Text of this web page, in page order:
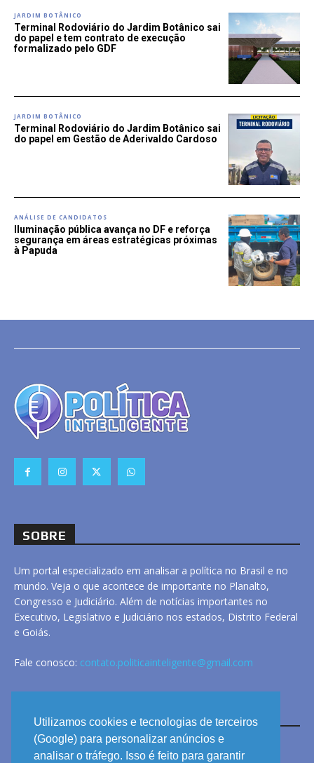
Utilizamos cookies e tecnologias de terceiros
(Google) para personalizar anúncios e
analisar o tráfego. Isso é feito para garantir
JARDIM BOTÂNICO
Terminal Rodoviário do Jardim Botânico sai
do papel e tem contrato de execução
formalizado pelo GDF
JARDIM BOTÂNICO
Terminal Rodoviário do Jardim Botânico sai
do papel em Gestão de Aderivaldo Cardoso
ANÁLISE DE CANDIDATOS
Iluminação pública avança no DF e reforça
segurança em áreas estratégicas próximas
à Papuda
SOBRE
Um portal especializado em analisar a política no Brasil e no
mundo. Veja o que acontece de importante no Planalto,
Congresso e Judiciário. Além de notícias importantes no
Executivo, Legislativo e Judiciário nos estados, Distrito Federal
e Goiás.
Fale conosco: contato.politicainteligente@gmail.com
LINKS
ANUNCIE